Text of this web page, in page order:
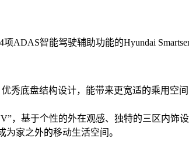
智能驾驶辅助功能的Hyundai
秀底盘结构设计，能带来更宽适的乘用空
，基于个性的外在观感、独特的三区内饰
家之外的移动生活空间。